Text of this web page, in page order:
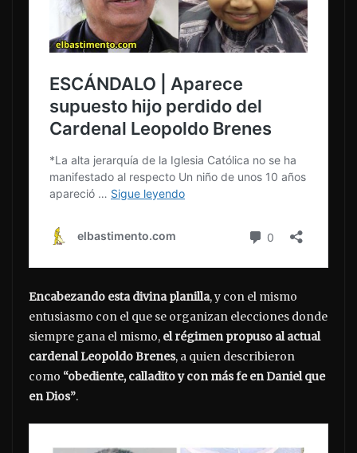
Encabezando esta divina planilla, y con el mismo
entusiasmo con el que se organizan elecciones donde
siempre gana el mismo, el régimen propuso al actual
cardenal Leopoldo Brenes, a quien describieron
como “obediente, calladito y con más fe en Daniel que
en Dios”.